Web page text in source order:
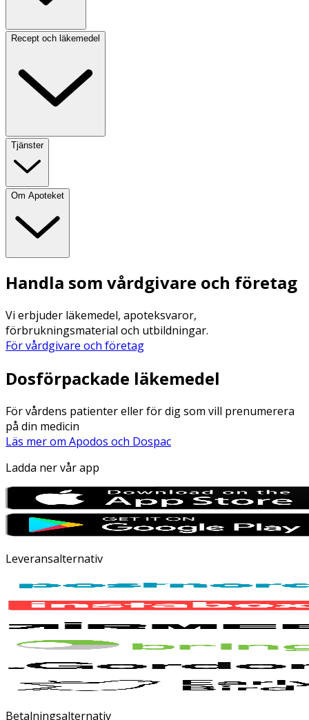
Recept och läkemedel
Tjänster
Om Apoteket
Handla som vårdgivare och företag
Vi erbjuder läkemedel, apoteksvaror,
förbrukningsmaterial och utbildningar.
För vårdgivare och företag
Dosförpackade läkemedel
För vårdens patienter eller för dig som vill prenumerera
på din medicin
Läs mer om Apodos och Dospac
Ladda ner vår app
Leveransalternativ
Betalningsalternativ